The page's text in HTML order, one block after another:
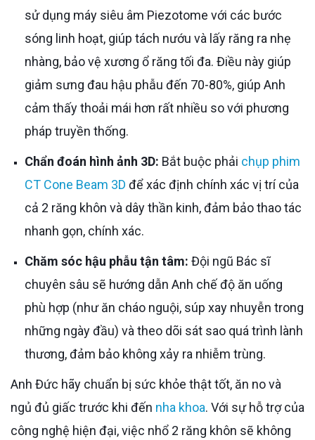
sử dụng máy siêu âm Piezotome với các bước
sóng linh hoạt, giúp tách nướu và lấy răng ra nhẹ
nhàng, bảo vệ xương ổ răng tối đa. Điều này giúp
giảm sưng đau hậu phẫu đến 70-80%, giúp Anh
cảm thấy thoải mái hơn rất nhiều so với phương
pháp truyền thống.
Chẩn đoán hình ảnh 3D: Bắt buộc phải chụp phim
CT Cone Beam 3D để xác định chính xác vị trí của
cả 2 răng khôn và dây thần kinh, đảm bảo thao tác
nhanh gọn, chính xác.
Chăm sóc hậu phẫu tận tâm: Đội ngũ Bác sĩ
chuyên sâu sẽ hướng dẫn Anh chế độ ăn uống
phù hợp (như ăn cháo nguội, súp xay nhuyễn trong
những ngày đầu) và theo dõi sát sao quá trình lành
thương, đảm bảo không xảy ra nhiễm trùng.
Anh Đức hãy chuẩn bị sức khỏe thật tốt, ăn no và
ngủ đủ giấc trước khi đến nha khoa. Với sự hỗ trợ của
công nghệ hiện đại, việc nhổ 2 răng khôn sẽ không